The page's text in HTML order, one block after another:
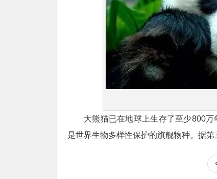
大熊猫已在地球上生存了至少800万
是世界生物多样性保护的旗舰物种。据